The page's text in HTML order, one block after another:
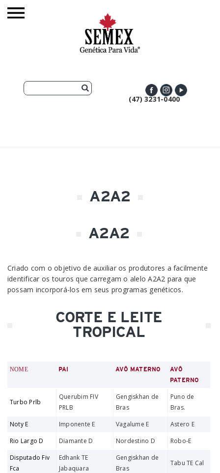
(47) 3231-0400
A2A2
A2A2
Criado com o objetivo de auxiliar os produtores a facilmente
identificar os touros que carregam o alelo A2A2 para que
possam incorporá-los em seus programas genéticos.
CORTE E LEITE
TROPICAL
NOME PAI AVÔ MATERNO
AVÔ
PATERNO
Turbo Prlb
Querubim FIV
PRLB
Gengiskhan de
Bras
Puno de
Bras.
Noty E
Imponente E Vagalume E
Astero E
Rio Largo D
Diamante D Nordestino D
Robo-E
Disputado Fiv
Fca
Edhank TE
Jabaquara
Gengiskhan de
Bras
Tabu TE Cal